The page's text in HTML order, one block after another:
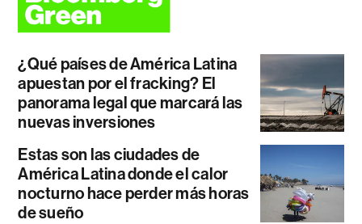
¿Qué países de América Latina
apuestan por el fracking? El
panorama legal que marcará las
nuevas inversiones
Estas son las ciudades de
América Latina donde el calor
nocturno hace perder más horas
de sueño